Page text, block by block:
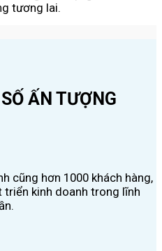
tương lai.
ẤN TƯỢNG
cũng hơn 1000 khách hàng,
triển kinh doanh trong lĩnh